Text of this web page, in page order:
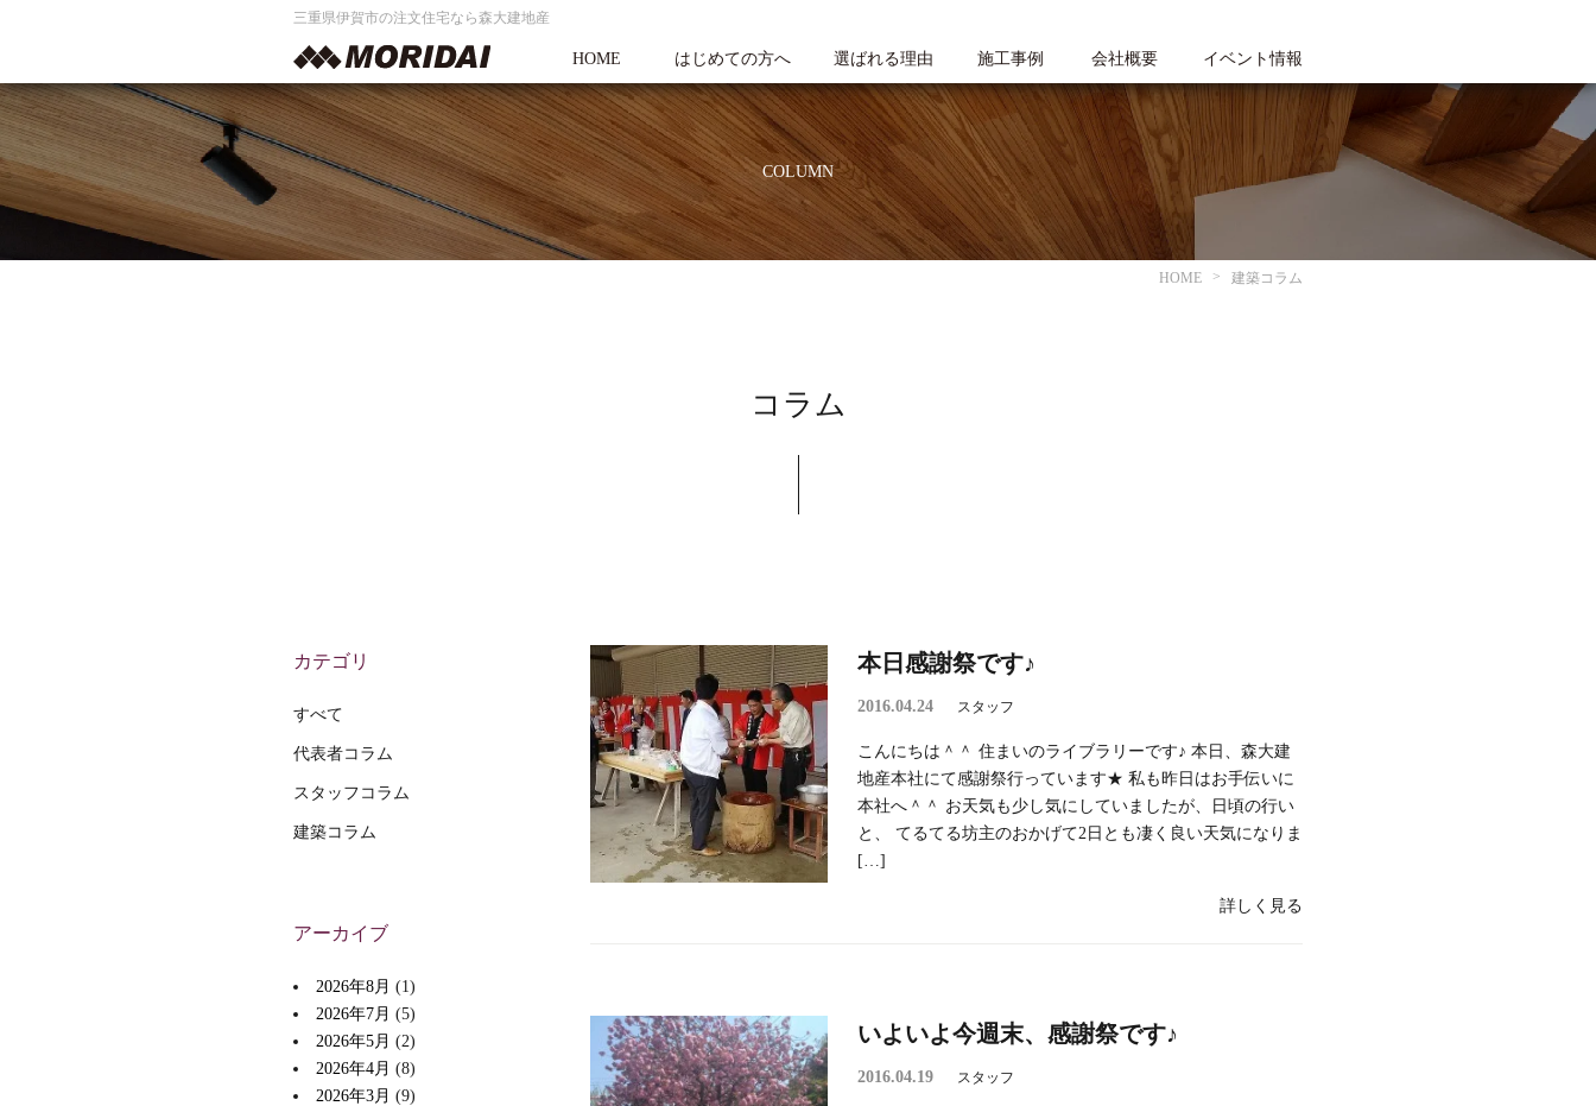
三重県伊賀市の注文住宅なら森大建地産
HOME はじめての方へ 選ばれる理由 施工事例 会社概要 イベント情報
COLUMN
HOME 建築コラム
コラム
本日感謝祭です♪
2016.04.24 スタッフ
こんにちは＾＾ 住まいのライブラリーです♪ 本日、森大建
地産本社にて感謝祭行っています★ 私も昨日はお手伝いに
本社へ＾＾ お天気も少し気にしていましたが、日頃の行い
と、 てるてる坊主のおかげて2日とも凄く良い天気になりま
[…]
詳しく見る
いよいよ今週末、感謝祭です♪
2016.04.19 スタッフ
カテゴリ
すべて
代表者コラム
スタッフコラム
建築コラム
アーカイブ
2026年8月 (1)
2026年7月 (5)
2026年5月 (2)
2026年4月 (8)
2026年3月 (9)